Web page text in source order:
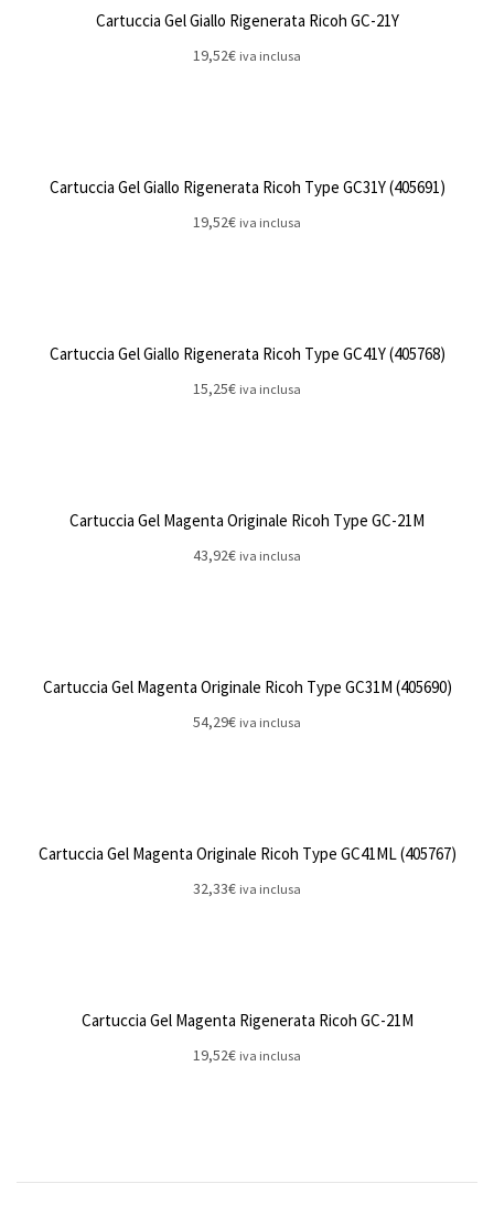
Cartuccia Gel Giallo Rigenerata Ricoh GC-21Y
19,52€ iva inclusa
Cartuccia Gel Giallo Rigenerata Ricoh Type GC31Y (405691)
19,52€ iva inclusa
Cartuccia Gel Giallo Rigenerata Ricoh Type GC41Y (405768)
15,25€ iva inclusa
Cartuccia Gel Magenta Originale Ricoh Type GC-21M
43,92€ iva inclusa
Cartuccia Gel Magenta Originale Ricoh Type GC31M (405690)
54,29€ iva inclusa
Cartuccia Gel Magenta Originale Ricoh Type GC41ML (405767)
32,33€ iva inclusa
Cartuccia Gel Magenta Rigenerata Ricoh GC-21M
19,52€ iva inclusa